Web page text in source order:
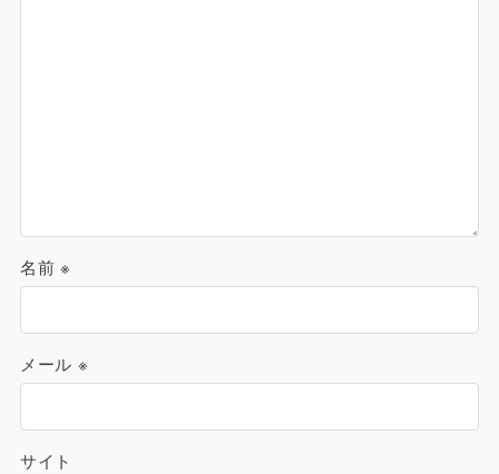
名前※
メール ※
サイト